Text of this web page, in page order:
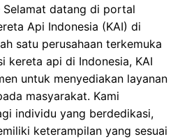
Selamat datang di portal
Api Indonesia (KAI) di
satu perusahaan terkemuka
kereta api di Indonesia, KAI
untuk menyediakan layanan
masyarakat. Kami
individu yang berdedikasi,
keterampilan yang sesuai